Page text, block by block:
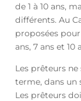
de 1 à 10 ans,
différents. Au
proposées pour
ans, 7 ans et 10
Les prêteurs
terme, dans un
Les prêteurs